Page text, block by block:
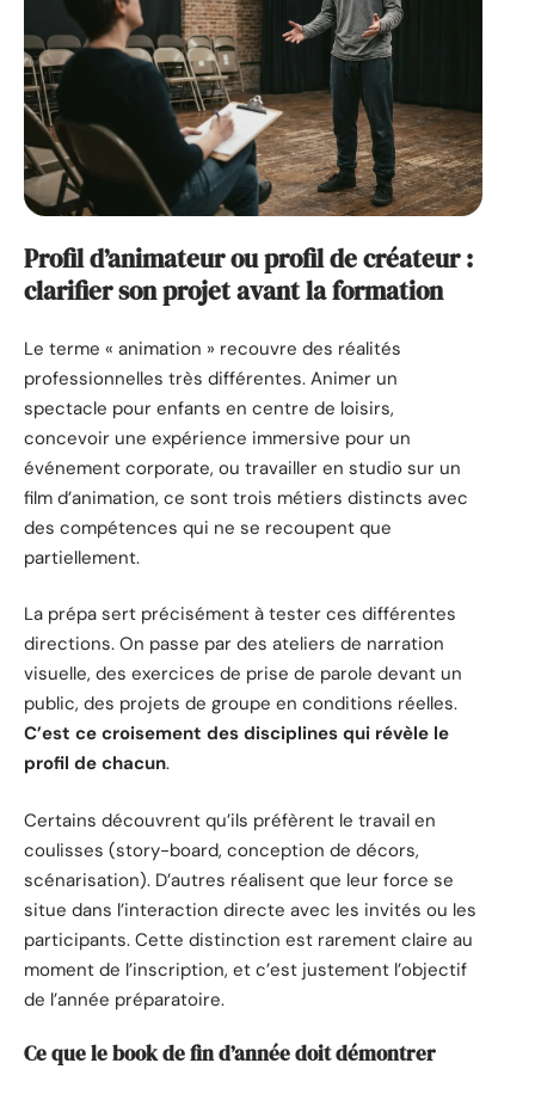
Profil d’animateur ou profil de créateur :
clarifier son projet avant la formation
Le terme « animation » recouvre des réalités
professionnelles très différentes. Animer un
spectacle pour enfants en centre de loisirs,
concevoir une expérience immersive pour un
événement corporate, ou travailler en studio sur un
film d’animation, ce sont trois métiers distincts avec
des compétences qui ne se recoupent que
partiellement.
La prépa sert précisément à tester ces différentes
directions. On passe par des ateliers de narration
visuelle, des exercices de prise de parole devant un
public, des projets de groupe en conditions réelles.
C’est ce croisement des disciplines qui révèle le
profil de chacun.
Certains découvrent qu’ils préfèrent le travail en
coulisses (story-board, conception de décors,
scénarisation). D’autres réalisent que leur force se
situe dans l’interaction directe avec les invités ou les
participants. Cette distinction est rarement claire au
moment de l’inscription, et c’est justement l’objectif
de l’année préparatoire.
Ce que le book de fin d’année doit démontrer